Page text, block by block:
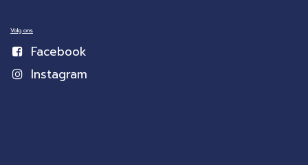
Volg ons
Facebook
Instagram